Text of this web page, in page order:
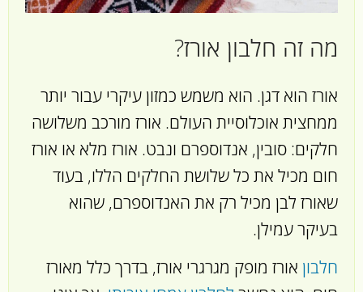
מה זה חלבון אורז?
אורז הוא דגן. הוא משמש כמזון עיקרי עבור יותר
ממחצית אוכלוסיית העולם. אורז מורכב משלושה
חלקים: סובין, אנדוספרם ונבט. אורז מלא או אורז
חום מכיל את כל שלושת החלקים הללו, בעוד
שאורז לבן מכיל רק את האנדוספרם, שהוא
בעיקר עמילן.
חלבון אורז מופק מגרגרי אורז, בדרך כלל מאורז